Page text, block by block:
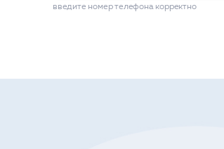
введите номер телефона корректно